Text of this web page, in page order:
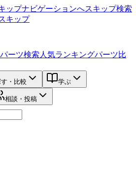
ップナビゲーションへスキップ検索
キップ
ーツ検索 人気ランキングパーツ比
・比較 学ぶ
相談・投稿